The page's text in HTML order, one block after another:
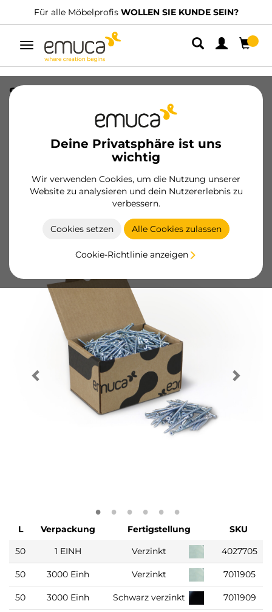
Für alle Möbelprofis WOLLEN SIE KUNDE SEIN?
Umschaltbare
Navigation
Deine Privatsphäre ist uns
wichtig
Wir verwenden Cookies, um die Nutzung unserer
Website zu analysieren und dein Nutzererlebnis zu
verbessern.
Cookies setzen Alle Cookies zulassen
Cookie-Richtlinie anzeigen
Satz von 500 selbstschneidenden
Schrauben, flacher Kopf mit
Innensechskant, Durchmesser 5mm,
50mm, Stahl, verzinkt
8432393007038
Werden Sie Kunde
Produktblatt
L Verpackung Fertigstellung
SKU
50
1 EINH Verzinkt 4027705
50 3000 Einh Verzinkt 7011905
50 3000 Einh Schwarz verzinkt 7011909